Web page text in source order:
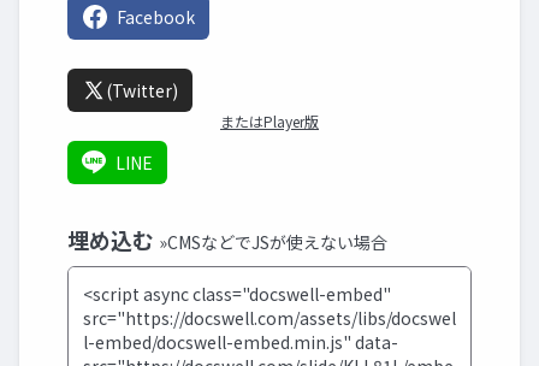
Facebook
(Twitter)
またはPlayer版
LINE
埋め込む »CMSなどでJSが使えない場合